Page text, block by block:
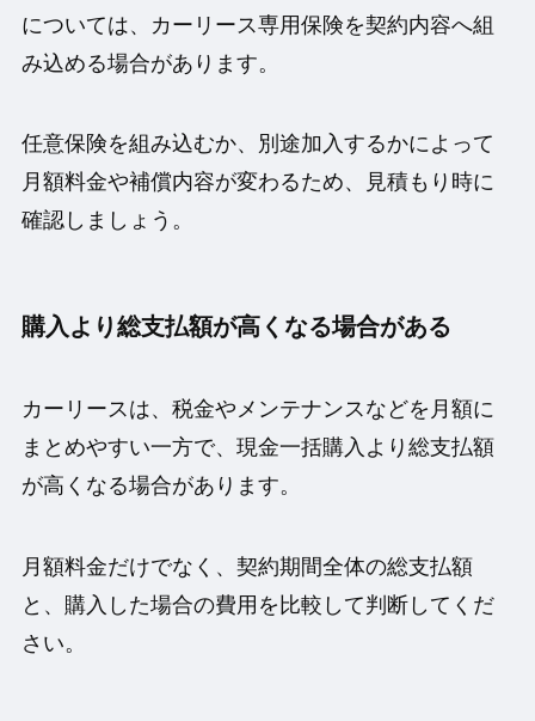
については、カーリース専用保険を契約内容へ組
み込める場合があります。
任意保険を組み込むか、別途加入するかによって
月額料金や補償内容が変わるため、見積もり時に
確認しましょう。
購入より総支払額が高くなる場合がある
カーリースは、税金やメンテナンスなどを月額に
まとめやすい一方で、現金一括購入より総支払額
が高くなる場合があります。
月額料金だけでなく、契約期間全体の総支払額
と、購入した場合の費用を比較して判断してくだ
さい。